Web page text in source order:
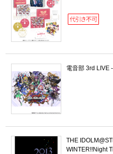
電音部 3rd LIVE
THE
WINTER!!Night